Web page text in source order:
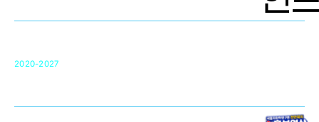
2020-2027